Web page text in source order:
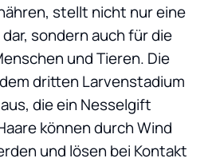
stellt nicht nur eine
sondern auch für die
und Tieren. Die
dritten Larvenstadium
die ein Nesselgift
können durch Wind
und lösen bei Kontakt